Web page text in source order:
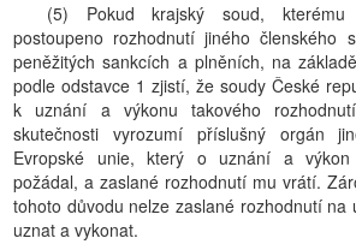
(5) Pokud krajský soud,
postoupeno rozhodnutí jiného členského
peněžitých sankcích a plněních, na
podle odstavce 1 zjistí, že soudy České
k uznání a výkonu takového
skutečnosti vyrozumí příslušný orgán
Evropské unie, který o uznání a výkon
požádal, a zaslané rozhodnutí mu vrátí.
tohoto důvodu nelze zaslané rozhodnutí na
uznat a vykonat.